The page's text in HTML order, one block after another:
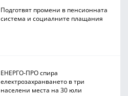
Подготвят промени в пенсионната
система и социалните плащания
ЕНЕРГО-ПРО спира
електрозахранването в три
населени места на 30 юли